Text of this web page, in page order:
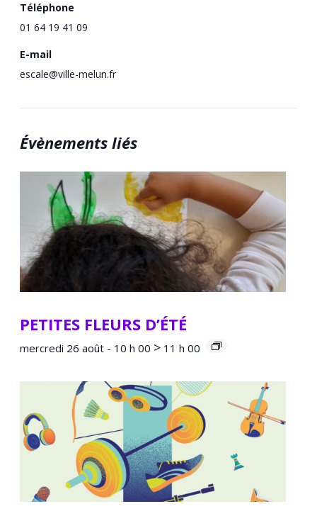
Téléphone
01 64 19 41 09
E-mail
escale@ville-melun.fr
Évènements liés
PETITES FLEURS D’ÉTÉ
mercredi 26 août - 10 h 00 > 11 h 00